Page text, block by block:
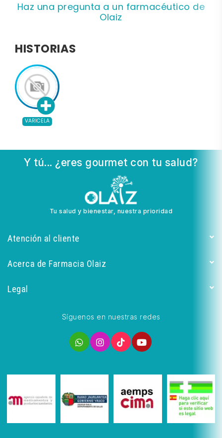
Haz una pregunta a un farmacéutico de
Olaiz
HISTORIAS
VARICELA
Y tú... ¿eres gourmet con tu salud?
Tu salud y bienestar, nuestra prioridad
Atención al cliente
Acerca de Farmacia Olaiz
Legal
Síguenos en nuestras redes